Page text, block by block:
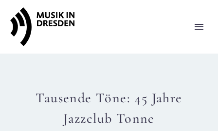
Tausende Töne: 45 Jahre
Jazzclub Tonne